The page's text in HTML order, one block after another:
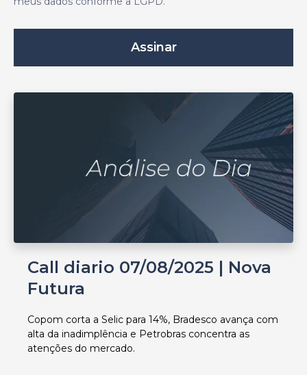
Call diario 07/08/2025 | Nova
Futura
Copom corta a Selic para 14%, Bradesco avança com
alta da inadimplência e Petrobras concentra as
atenções do mercado.